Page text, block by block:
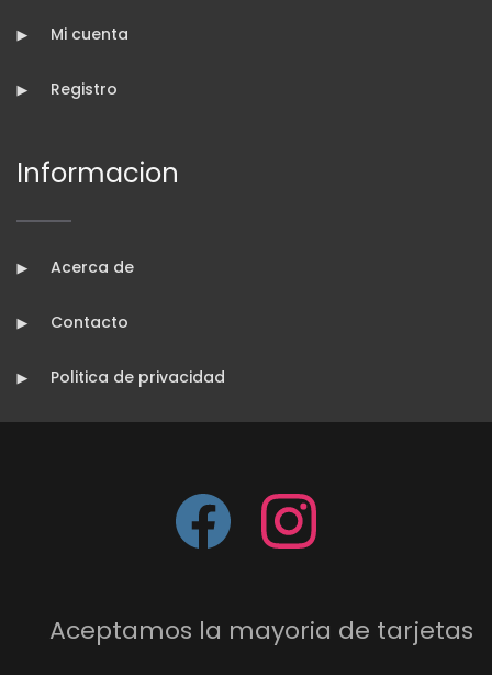
Mi cuenta
Registro
Informacion
Acerca de
Contacto
Politica de privacidad
Aceptamos la mayoria de tarjetas